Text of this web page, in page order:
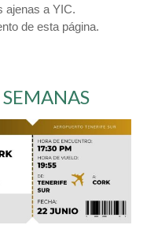
ajenas a YIC.
de esta página.